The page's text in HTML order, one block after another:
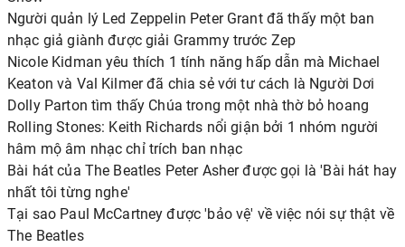
Người quản lý Led Zeppelin Peter Grant đã thấy một ban
nhạc giả giành được giải Grammy trước Zep
Nicole Kidman yêu thích 1 tính năng hấp dẫn mà Michael
Keaton và Val Kilmer đã chia sẻ với tư cách là Người Dơi
Dolly Parton tìm thấy Chúa trong một nhà thờ bỏ hoang
Rolling Stones: Keith Richards nổi giận bởi 1 nhóm người
hâm mộ âm nhạc chỉ trích ban nhạc
Bài hát của The Beatles Peter Asher được gọi là 'Bài hát hay
nhất tôi từng nghe'
Tại sao Paul McCartney được 'bảo vệ' về việc nói sự thật về
The Beatles